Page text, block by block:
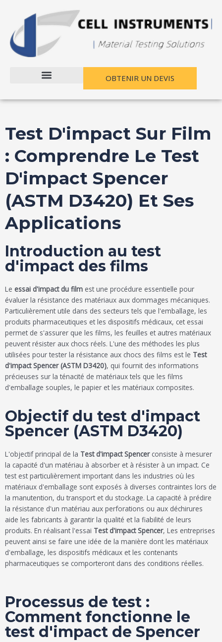
contenu
OBTENIR UN DEVIS
Test D'impact Sur Film
: Comprendre Le Test
D'impact Spencer
(ASTM D3420) Et Ses
Applications
Introduction au test
d'impact des films
Le essai d'impact du film est une procédure essentielle pour
évaluer la résistance des matériaux aux dommages mécaniques.
Particulièrement utile dans des secteurs tels que l'emballage, les
produits pharmaceutiques et les dispositifs médicaux, cet essai
permet de s'assurer que les films, les feuilles et autres matériaux
peuvent résister aux chocs réels. L'une des méthodes les plus
utilisées pour tester la résistance aux chocs des films est le Test
d'impact Spencer (ASTM D3420), qui fournit des informations
précieuses sur la ténacité de matériaux tels que les films
d'emballage souples, le papier et les matériaux composites.
Objectif du test d'impact
Spencer (ASTM D3420)
L'objectif principal de la Test d'impact Spencerconsiste à mesurer
la capacité d'un matériau à absorber et à résister à un impact. Ce
test est particulièrement important dans les industries où les
matériaux d'emballage sont exposés à diverses contraintes lors de
la manutention, du transport et du stockage. La capacité à prédire
la résistance d'un matériau aux perforations ou aux déchirures
aide les fabricants à garantir la qualité et la fiabilité de leurs
produits. En réalisant l'essai Test d'impact Spencer, Les entreprises
peuvent ainsi se faire une idée de la manière dont les matériaux
d'emballage, les dispositifs médicaux et les contenants
pharmaceutiques se comporteront dans des conditions réelles.
Processus de test :
Comment fonctionne le
test d'impact de Spencer
articles